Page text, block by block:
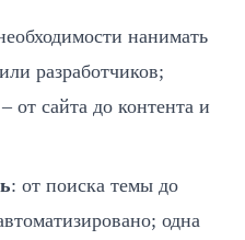
нанимать
разработчиков;
от сайта до контента и
: от поиска темы до
одна